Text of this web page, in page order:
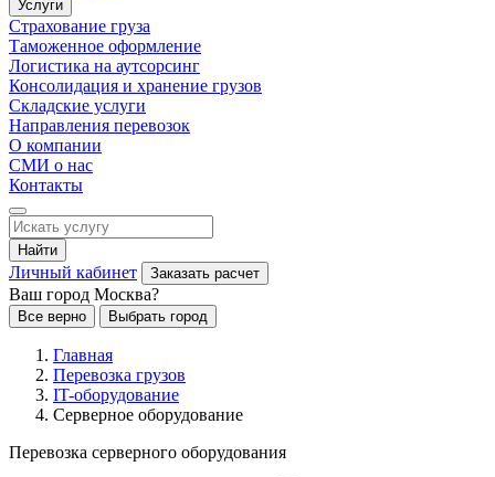
Услуги
Страхование груза
Таможенное оформление
Логистика на аутсорсинг
Консолидация и хранение грузов
Складские услуги
Направления перевозок
О компании
СМИ о нас
Контакты
Найти
Личный кабинет Заказать расчет
Ваш город Москва?
Все верно Выбрать город
Главная
Перевозка грузов
IT-оборудование
Серверное оборудование
Перевозка серверного оборудования